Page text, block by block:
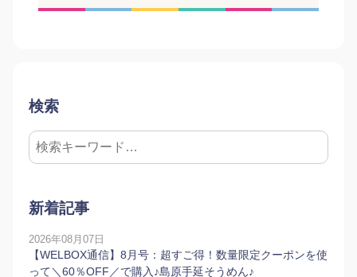
検索
新着記事
2026年08月07日
【WELBOX通信】8月号：超すご得！数量限定クーポンを使
って＼60％OFF／で購入♪島原手延そうめん♪